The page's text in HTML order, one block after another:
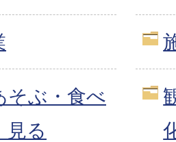
そぶ・食べ
見る